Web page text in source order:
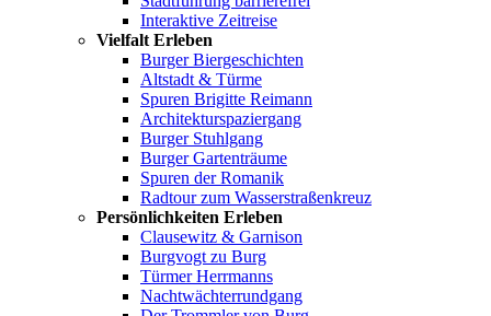
Interaktive Zeitreise
Vielfalt Erleben
Burger Biergeschichten
Altstadt & Türme
Spuren Brigitte Reimann
Architekturspaziergang
Burger Stuhlgang
Burger Gartenträume
Spuren der Romanik
Radtour zum Wasserstraßenkreuz
Persönlichkeiten Erleben
Clausewitz & Garnison
Burgvogt zu Burg
Türmer Herrmanns
Nachtwächterrundgang